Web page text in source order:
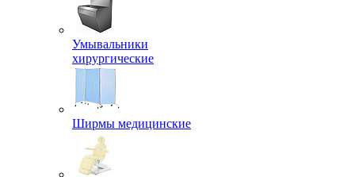
Умывальники
хирургические
Ширмы медицинские